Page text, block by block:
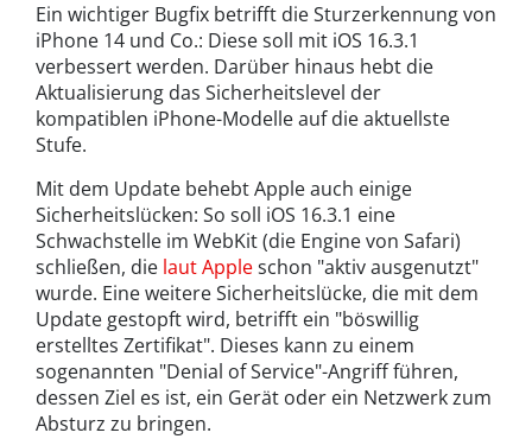
Ein wichtiger Bugfix betrifft die Sturzerkennung von
iPhone 14 und Co.: Diese soll mit iOS 16.3.1
verbessert werden. Darüber hinaus hebt die
Aktualisierung das Sicherheitslevel der
kompatiblen iPhone-Modelle auf die aktuellste
Stufe.
Mit dem Update behebt Apple auch einige
Sicherheitslücken: So soll iOS 16.3.1 eine
Schwachstelle im WebKit (die Engine von Safari)
schließen, die laut Appleschon "aktiv ausgenutzt"
wurde. Eine weitere Sicherheitslücke, die mit dem
Update gestopft wird, betrifft ein "böswillig
erstelltes Zertifikat". Dieses kann zu einem
sogenannten "Denial of Service"-Angriff führen,
dessen Ziel es ist, ein Gerät oder ein Netzwerk zum
Absturz zu bringen.